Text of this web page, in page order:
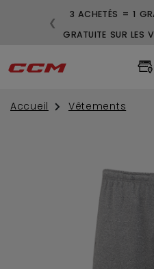
3 ACHETÉS = 1
GRATUITE SUR LES
❮
Accueil Vêtements